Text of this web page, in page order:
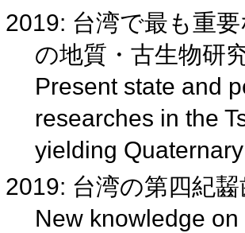
2019: 台湾で最も重
の地質・古生物研
Present state and
researches in the
yielding
2019: 台湾の第四紀
New knowledge